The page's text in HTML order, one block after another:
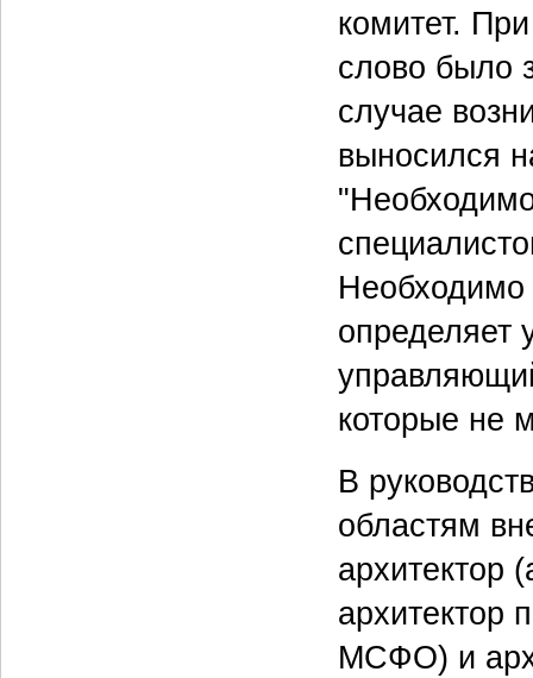
комитет.
слово было
случае
выносился
Необходимо
определяет
которые не
В
областям
архитектор
архитектор
МСФО) и